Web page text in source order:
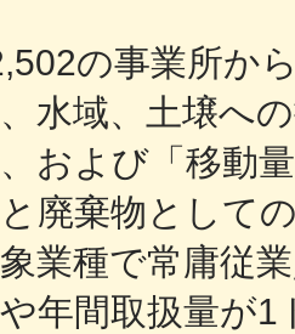
の事業所か
水域、土壌へ
および「移動
廃棄物として
業種で常庸従
年間取扱量が